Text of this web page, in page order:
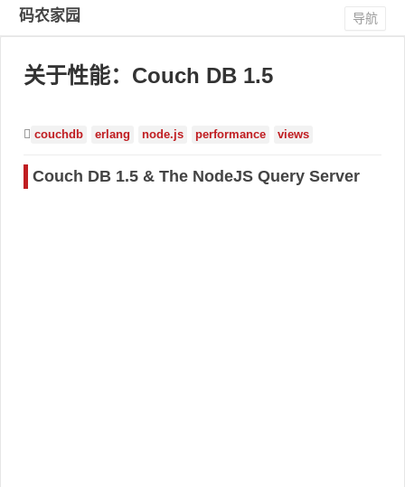
码农家园 导航
关于性能：Couch DB 1.5
couchdb erlang node.js performance views
Couch DB 1.5 & The NodeJS Query Server